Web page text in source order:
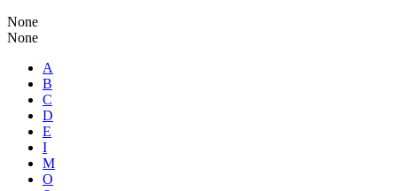
None
None
A
B
C
D
E
I
M
O